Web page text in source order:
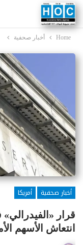
Home أخبار صحفية
أخبار صحفية
أمريكا
​قرار
انتعاش الأسهم